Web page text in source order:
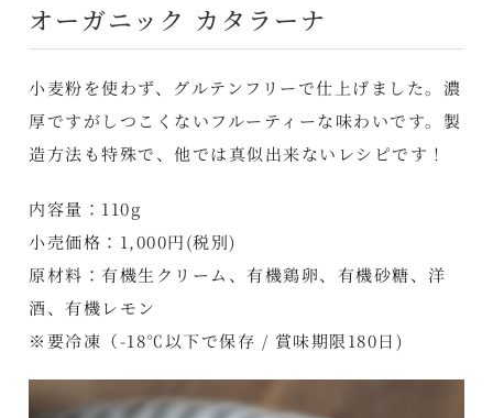
オーガニック カタラーナ
小麦粉を使わず、グルテンフリーで仕上げました。濃
厚ですがしつこくないフルーティーな味わいです。製
造方法も特殊で、他では真似出来ないレシピです！
内容量：110g
小売価格：1,000円(税別)
原材料：有機生クリーム、有機鶏卵、有機砂糖、洋
酒、有機レモン
※要冷凍（-18℃以下で保存 / 賞味期限180日)